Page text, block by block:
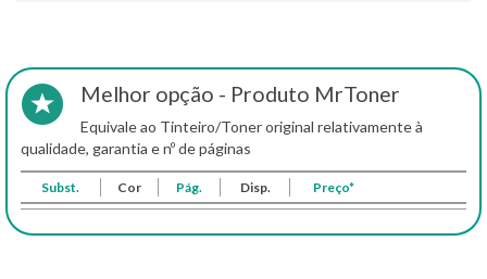
Melhor opção - Produto MrToner
Equivale ao Tinteiro/Toner original relativamente à
qualidade, garantia e nº de páginas
Subst. Cor Pág. Disp. Preço*